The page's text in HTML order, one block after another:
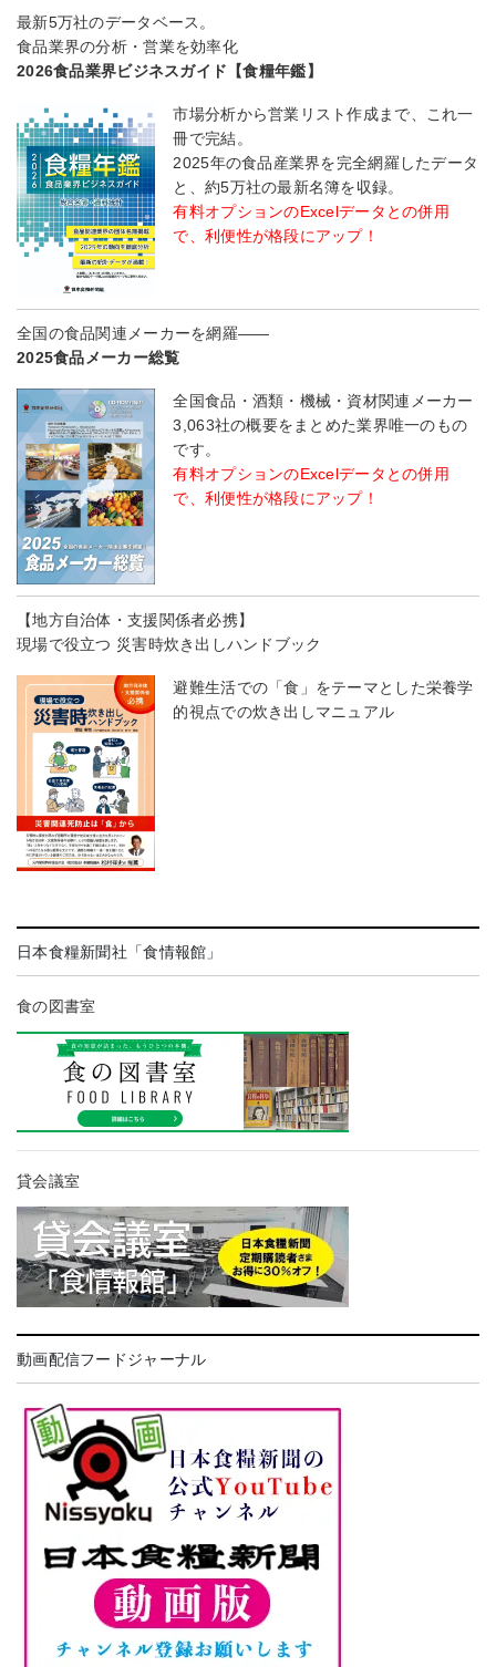
最新5万社のデータベース。
食品業界の分析・営業を効率化
2026食品業界ビジネスガイド【食糧年鑑】
市場分析から営業リスト作成まで、これ一
冊で完結。
2025年の食品産業界を完全網羅したデータ
と、約5万社の最新名簿を収録。
有料オプションのExcelデータとの併用
で、利便性が格段にアップ！
全国の食品関連メーカーを網羅――
2025食品メーカー総覧
全国食品・酒類・機械・資材関連メーカー
3,063社の概要をまとめた業界唯一のもの
です。
有料オプションのExcelデータとの併用
で、利便性が格段にアップ！
【地方自治体・支援関係者必携】
現場で役立つ 災害時炊き出しハンドブック
避難生活での「食」をテーマとした栄養学
的視点での炊き出しマニュアル
日本食糧新聞社「食情報館」
食の図書室
貸会議室
動画配信フードジャーナル